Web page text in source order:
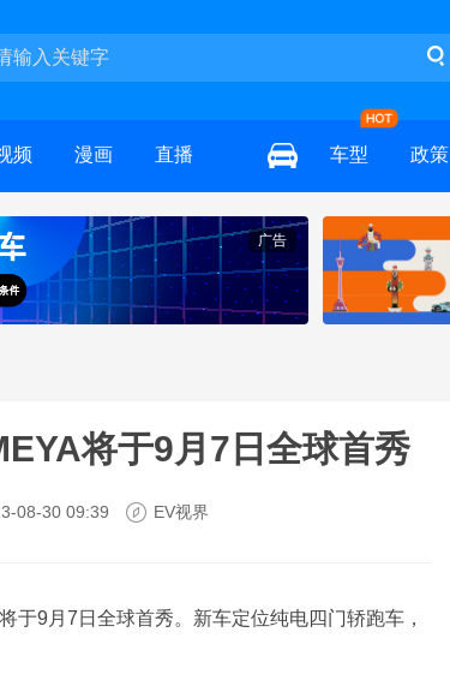
频 漫画 直播 车型 政策
广告
将于9月7日全球首秀
08-30 09:39 EV视界
于9月7日全球首秀。新车定位纯电四门轿跑车，